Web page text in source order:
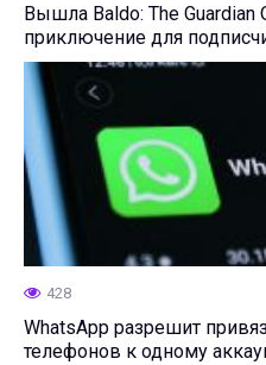
Вышла Baldo: The Guardian
приключение для
428
WhatsApp разрешит
телефонов к одному